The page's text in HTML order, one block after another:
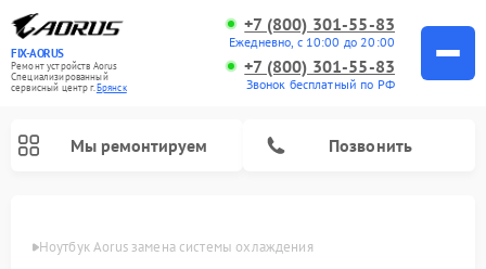
FIX-AORUS
Ремонт устройств Aorus
Специализированный
cервисный центр г.Брянск
+7 (800) 301-55-83
Ежедневно, с 10:00 до 20:00
+7 (800) 301-55-83
Звонок бесплатный по РФ
Мы ремонтируем Позвонить
Ноутбук Aorus замена системы охлаждения